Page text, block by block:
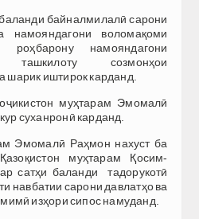
байналмилалӣ сарони
намояндагони воломақоми
роҳбарону намояндагони
созмонҳои
шарик иштирок карданд.
муҳтарам Эмомалӣ
суханронӣ карданд.
Эмомалӣ Раҳмон нахуст ба
муҳтарам Қосим-
сатҳи баланди тадорукотӣ
навбатии сарони давлатҳо ва
изҳори сипос намуданд.